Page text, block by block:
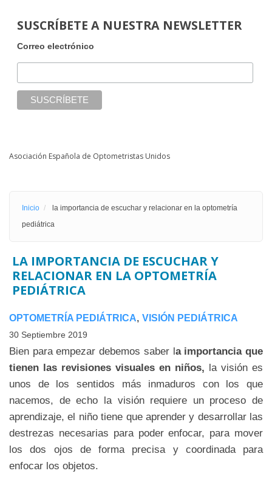
SUSCRÍBETE A NUESTRA NEWSLETTER
Correo electrónico
Asociación Española de Optometristas Unidos
Inicio
la importancia de escuchar y relacionar en la optometría
pediátrica
LA IMPORTANCIA DE ESCUCHAR Y
RELACIONAR EN LA OPTOMETRÍA
PEDIÁTRICA
OPTOMETRÍA PEDIÁTRICA VISIÓN PEDIÁTRICA
30 Septiembre 2019
Bien para empezar debemos saber l a importancia que
tienen las revisiones visuales en niños,
la visión es
unos de los sentidos más inmaduros con los que
nacemos, de echo la visión requiere un proceso de
aprendizaje, el niño tiene que aprender y desarrollar las
destrezas necesarias para poder enfocar, para mover
los dos ojos de forma precisa y coordinada para
enfocar los objetos.